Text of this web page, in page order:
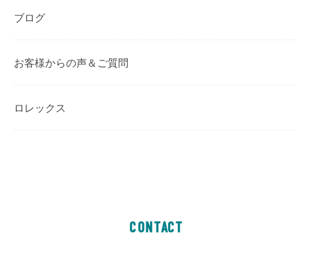
ブログ
お客様からの声＆ご質問
ロレックス
CONTACT